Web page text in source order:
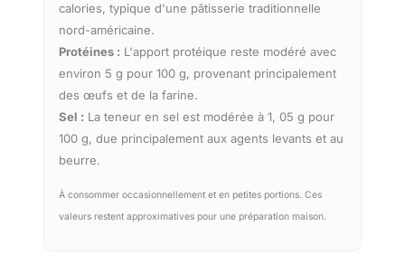
calories, typique d'une pâtisserie traditionnelle
nord-américaine.
Protéines : L'apport protéique reste modéré avec
environ 5 g pour 100 g, provenant principalement
des œufs et de la farine.
Sel : La teneur en sel est modérée à 1, 05 g pour
100 g, due principalement aux agents levants et au
beurre.
À consommer occasionnellement et en petites portions. Ces
valeurs restent approximatives pour une préparation maison.